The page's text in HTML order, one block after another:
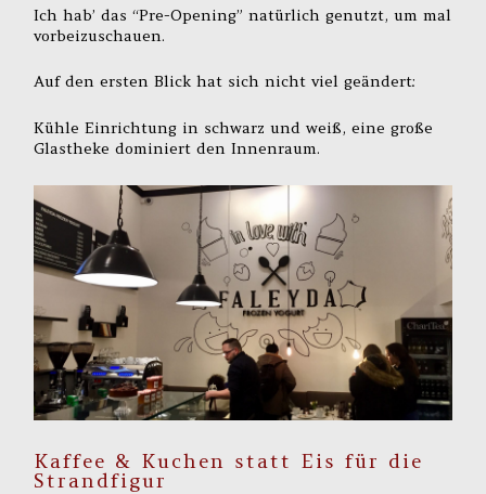
Ich hab’ das “Pre-Opening” natürlich genutzt, um mal
vorbeizuschauen.
Auf den ersten Blick hat sich nicht viel geändert:
Kühle Einrichtung in schwarz und weiß, eine große
Glastheke dominiert den Innenraum.
Kaffee & Kuchen statt Eis für die
Strandfigur